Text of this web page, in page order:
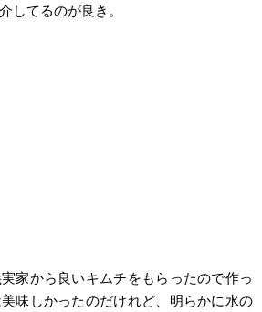
してるのが良き。
家から良いキムチをもらったので作っ
味しかったのだけれど、明らかに水の